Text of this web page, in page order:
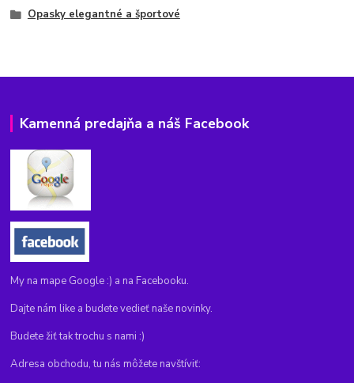
Opasky elegantné a športové
Kamenná predajňa a náš Facebook
My na mape Google :) a na Facebooku.
Dajte nám like a budete vedieť naše novinky.
Budete žiť tak trochu s nami :)
Adresa obchodu, tu nás môžete navštíviť: